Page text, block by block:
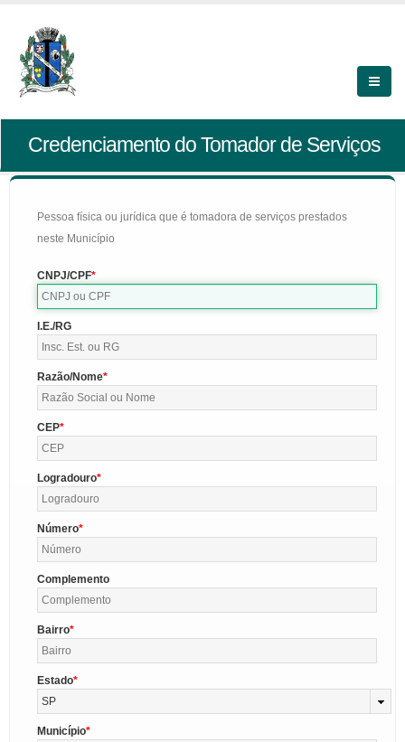
Credenciamento do Tomador de Serviços
Pessoa física ou jurídica que é tomadora de serviços prestados
neste Município
CNPJ/CPF
I.E./RG
Razão/Nome
CEP
Logradouro
Número
Complemento
Bairro
Estado
SP
Município